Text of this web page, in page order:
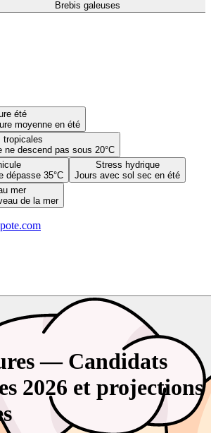
Brebis galeuses
été
moyenne en été
tropicales
ne descend pas sous 20°C
dépasse 35°C
Stress hydrique
Jours avec sol sec en été
mer
de la mer
— Candidats
2026 et projections